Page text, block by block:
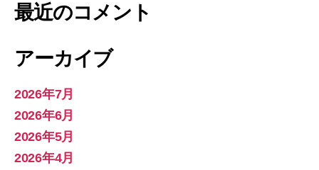
最近のコメント
アーカイブ
2026年7月
2026年6月
2026年5月
2026年4月